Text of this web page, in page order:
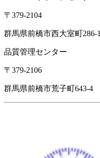
〒379-2104
群馬県前橋市西大室町286-1
品質管理センター
〒379-2106
群馬県前橋市荒子町643-4